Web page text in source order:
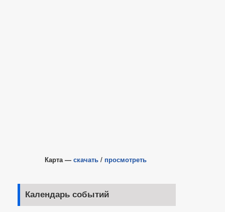
Карта — скачать / просмотреть
Календарь событий